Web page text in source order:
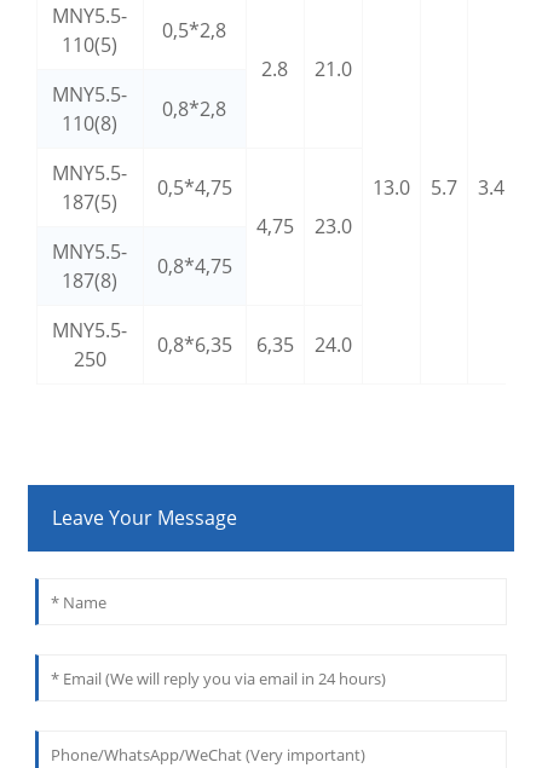
MNY5.5-
110(5)
0,5*2,8
2.8
21.0
13.0 5.7 3.4
MNY5.5-
110(8)
0,8*2,8
MNY5.5-
187(5)
0,5*4,75
4,75
23.0
MNY5.5-
187(8)
0,8*4,75
MNY5.5-
250
0,8*6,35 6,35 24.0
Leave Your Message